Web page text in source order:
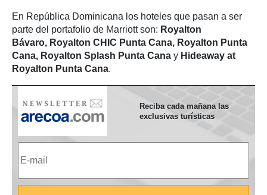
En República Dominicana los hoteles que pasan a ser
parte del portafolio de Marriott son: Royalton
Bávaro, Royalton CHIC Punta Cana, Royalton Punta
Cana, Royalton Splash Punta Cana y Hideaway at
Royalton Punta Cana.
Reciba cada mañana las
exclusivas turísticas